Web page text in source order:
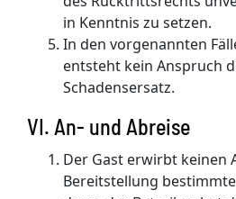
in Kenntnis zu setzen.
In den vorgenannten
entsteht kein Anspruch
Schadensersatz.
VI. An- und Abreise
Der Gast erwirbt keinen
Bereitstellung